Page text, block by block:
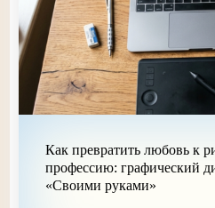
Как превратить любовь к
профессию: графический
«Своими руками»